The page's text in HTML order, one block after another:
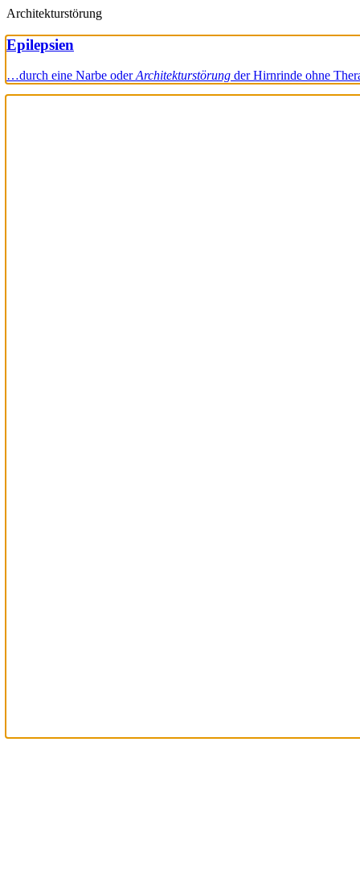
Architekturstörung
Epilepsien
…durch eine Narbe oderArchitekturstörung der Hirnrinde ohne